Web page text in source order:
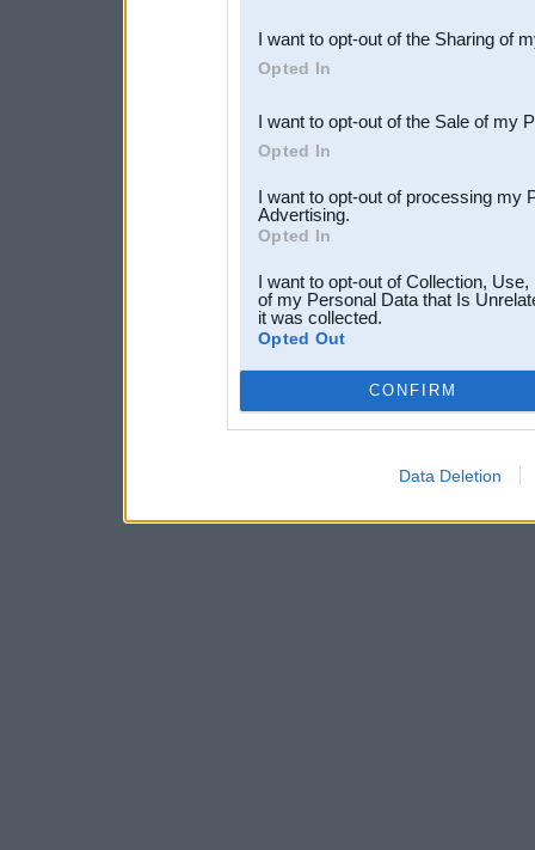
Downstream Participants
third parties.
I want to opt-out of the Sharing of
Opted In
I want to opt-out of the Sale of my
Opted In
I want to opt-out of processing my
Advertising.
Opted In
I want to opt-out of Collection,
of my Personal Data that Is
it was collected.
Opted Out
CONFIRM
Data Deletion